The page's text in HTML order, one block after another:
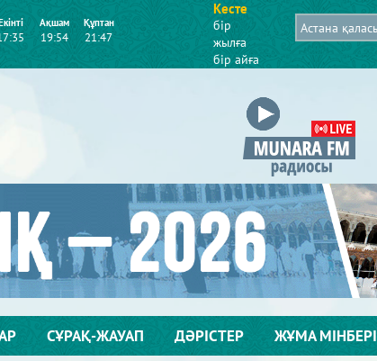
Ақшам
19:54
Құптан
21:47
Кесте
бір
жылға
бір айға
СҰРАҚ-ЖАУАП ДӘРІСТЕР ЖҰМА МІНБЕРІ